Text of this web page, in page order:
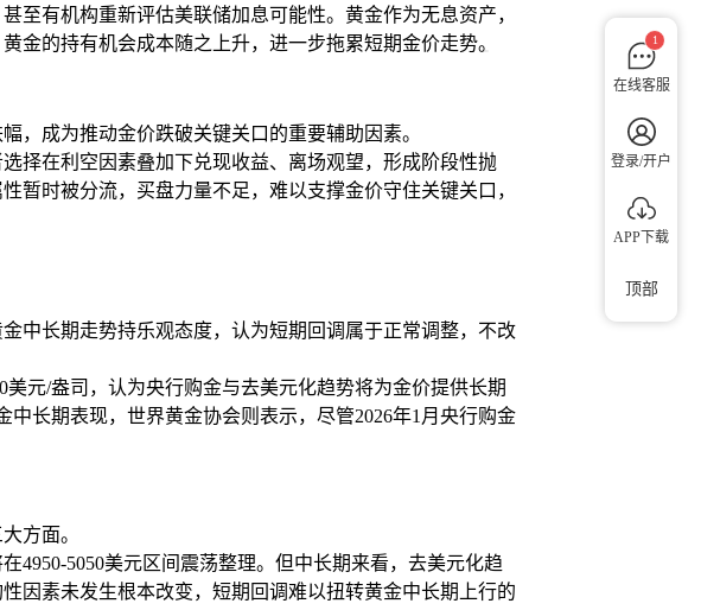
至有机构重新评估美联储加息可能性。黄金作为无息资产，
金的持有机会成本随之上升，进一步拖累短期金价走势。
，成为推动金价跌破关键关口的重要辅助因素。
择在利空因素叠加下兑现收益、离场观望，形成阶段性抛
暂时被分流，买盘力量不足，难以支撑金价守住关键关口，
中长期走势持乐观态度，认为短期回调属于正常调整，不改
元/盎司，认为央行购金与去美元化趋势将为金价提供长期
长期表现，世界黄金协会则表示，尽管2026年1月央行购金
方面。
4950-5050美元区间震荡整理。但中长期来看，去美元化趋
因素未发生根本改变，短期回调难以扭转黄金中长期上行的
1
在线客服
登录/开户
APP下载
顶部